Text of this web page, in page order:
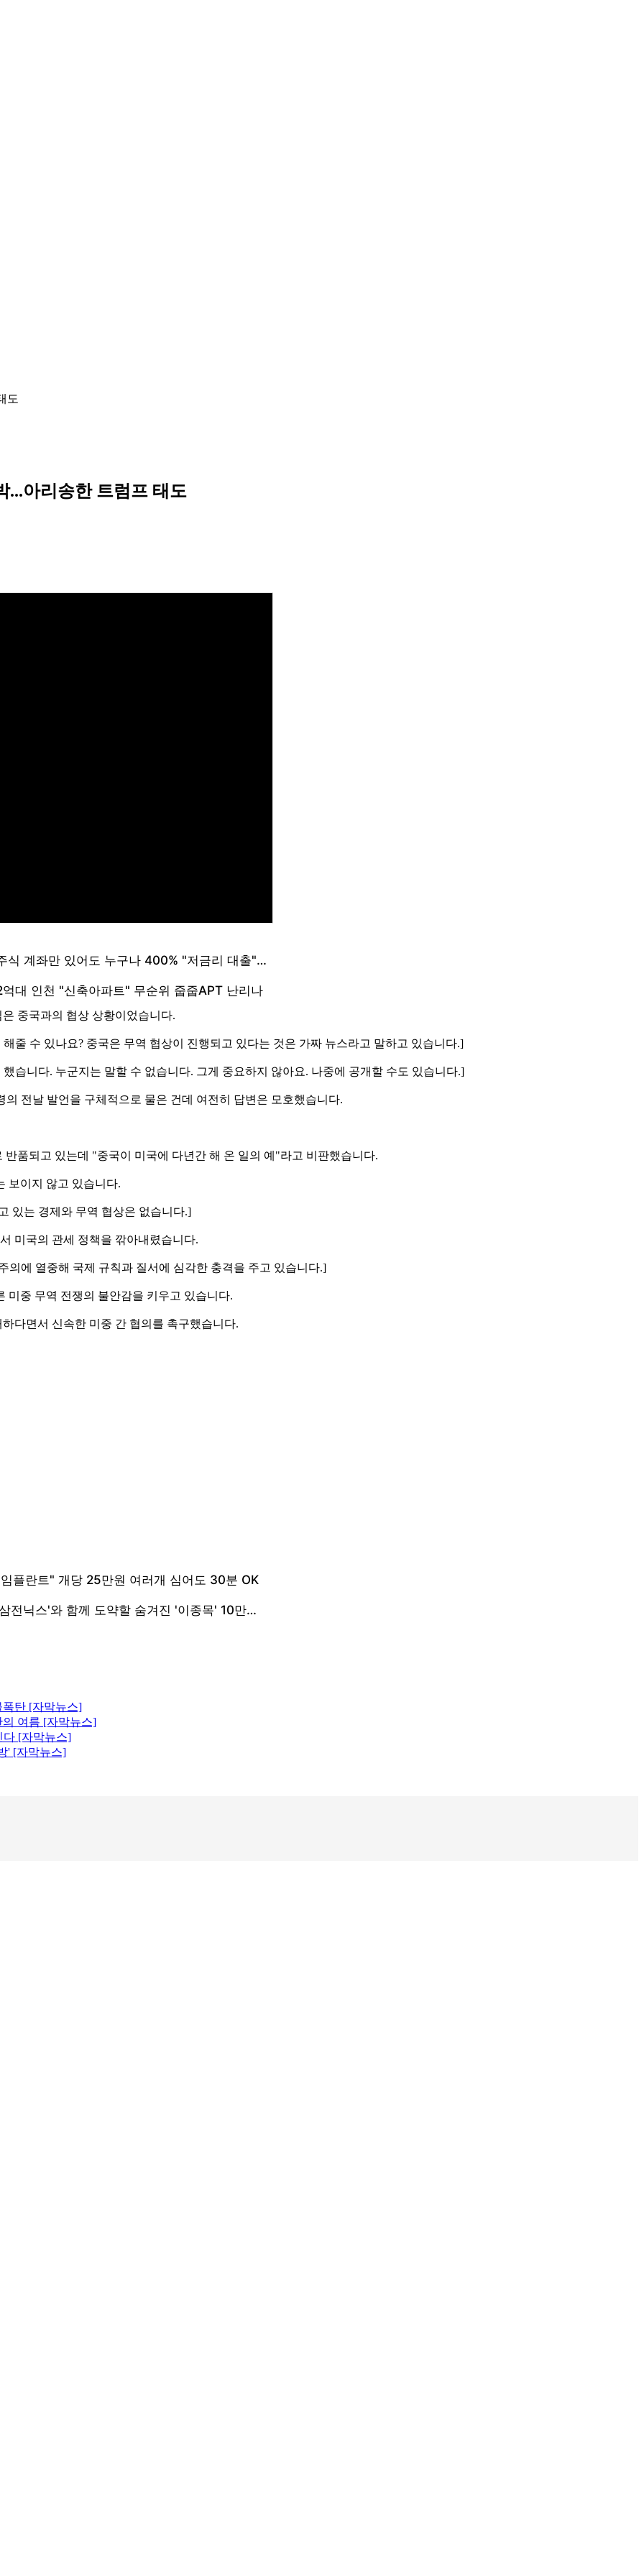
도
...아리송한 트럼프 태도
중국과의 협상 상황이었습니다.
줄 수 있나요? 중국은 무역 협상이 진행되고 있다는 것은 가짜 뉴스라고 말하고 있습니다.]
습니다. 누군지는 말할 수 없습니다. 그게 중요하지 않아요. 나중에 공개할 수도 있습니다.]
전날 발언을 구체적으로 물은 건데 여전히 답변은 모호했습니다.
품되고 있는데 "중국이 미국에 다년간 해 온 일의 예"라고 비판했습니다.
보이지 않고 있습니다.
있는 경제와 무역 협상은 없습니다.]
미국의 관세 정책을 깎아내렸습니다.
의에 열중해 국제 규칙과 질서에 심각한 충격을 주고 있습니다.]
미중 무역 전쟁의 불안감을 키우고 있습니다.
다면서 신속한 미중 간 협의를 촉구했습니다.
폭탄 [자막뉴스]
여름 [자막뉴스]
다 [자막뉴스]
' [자막뉴스]